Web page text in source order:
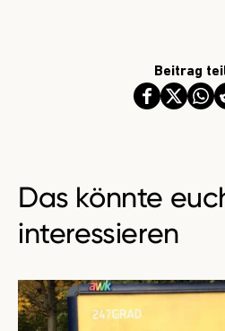
Beitrag
Das könnte
interessieren